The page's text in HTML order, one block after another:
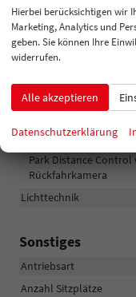
Volldigitales
Assistenzsysteme
Tempomat,
Park Distance
Rückfahrkamera
Lichttechnik
Sonstiges
Antriebsart
Anzahl Sitzplätze
Hierbei berücksichtigen wir
Marketing, Analytics und
geben. Sie können Ihre
widerrufen.
Alle akzeptieren
Datenschutzerklärung